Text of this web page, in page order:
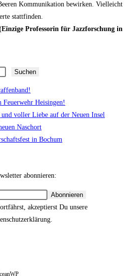
Kommunikation bewirken. Vielleicht
stattfinden.
Professorin für Jazzforschung in
Suchen
Heisingen!
voller Liebe auf der Neuen Insel
Naschort
in Bochum
abonnieren:
akzeptierst Du unsere